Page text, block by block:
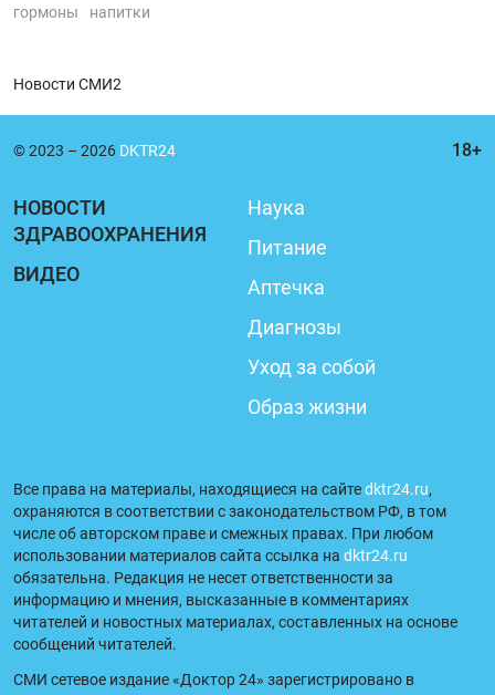
гормоны напитки
Новости СМИ2
© 2023 – 2026 DKTR24
НОВОСТИ
ЗДРАВООХРАНЕНИЯ
ВИДЕО
Наука
Питание
Аптечка
Диагнозы
Уход за собой
Образ жизни
Все права на материалы, находящиеся на сайтеdktr24.ru,
охраняются в соответствии с законодательством РФ, в том
числе об авторском праве и смежных правах. При любом
использовании материалов сайта ссылка на dktr24.ru
обязательна. Редакция не несет ответственности за
информацию и мнения, высказанные в комментариях
читателей и новостных материалах, составленных на основе
сообщений читателей.
СМИ сетевое издание «Доктор 24» зарегистрировано в